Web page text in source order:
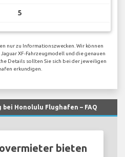
5
nur zu Informationszwecken. Wir können
XF-Fahrzeugmodell und die genauen
Details sollten Sie sich bei der jeweiligen
erkundigen.
Honolulu Flughafen – FAQ
bieten